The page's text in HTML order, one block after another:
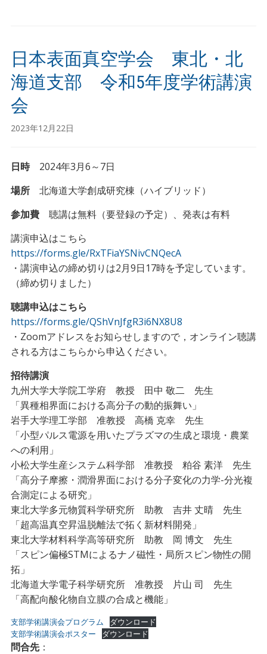
日本表面真空学会 東北・北
海道支部 令和5年度学術講演
会
2023年12月22日
日時2024年3月6～7日
場所北海道大学創成研究棟（ハイブリッド）
参加費聴講は無料（要登録の予定）、発表は有料
講演申込はこちら
https://forms.gle/RxTFiaYSNivCNQecA
・講演申込の締め切りは2月9日17時を予定しています。
（締め切りました）
聴講申込はこちら
https://forms.gle/QShVnJfgR3i6NX8U8
・Zoomアドレスをお知らせしますので，オンライン聴講
される方はこちらから申込ください。
招待講演
九州大学大学院工学府 教授 田中 敬二 先生
「異種相界面における高分子の動的振舞い」
岩手大学理工学部 准教授 高橋 克幸 先生
「小型パルス電源を用いたプラズマの生成と環境・農業
への利用」
小松大学生産システム科学部 准教授 粕谷 素洋 先生
「高分子摩擦・潤滑界面における分子変化の力学-分光複
合測定による研究」
東北大学多元物質科学研究所 助教 吉井 丈晴 先生
「超高温真空昇温脱離法で拓く新材料開発」
東北大学材料科学高等研究所 助教 岡 博文 先生
「スピン偏極STMによるナノ磁性・局所スピン物性の開
拓」
北海道大学電子科学研究所 准教授 片山 司 先生
「高配向酸化物自立膜の合成と機能」
支部学術講演会プログラム
ダウンロード
支部学術講演会ポスター
ダウンロード
問合先：